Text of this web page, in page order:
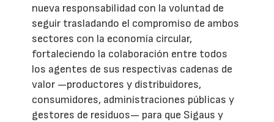
nueva responsabilidad con la voluntad de
seguir trasladando el compromiso de ambos
sectores con la economía circular,
fortaleciendo la colaboración entre todos
los agentes de sus respectivas cadenas de
valor —productores y distribuidores,
consumidores, administraciones públicas y
gestores de residuos— para que Sigaus y